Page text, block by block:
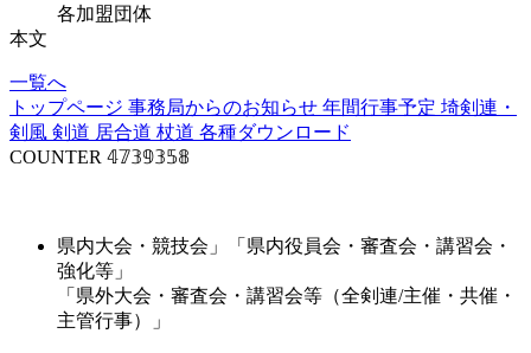
各加盟団体
本文
一覧へ
トップページ 事務局からのお知らせ 年間行事予定 埼剣連・
剣風 剣道 居合道 杖道 各種ダウンロード
COUNTER 𝟜𝟟𝟛𝟡𝟛𝟝𝟠
県内大会・競技会」「県内役員会・審査会・講習会・
強化等」
「県外大会・審査会・講習会等（全剣連/主催・共催・
主管行事）」